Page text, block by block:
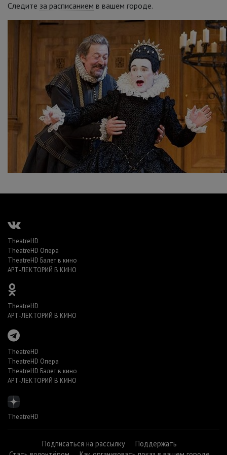
Следите за расписанием в вашем городе.
TheatreHD
TheatreHD Опера
TheatreHD Балет в кино
АРТ-ЛЕКТОРИЙ В КИНО
TheatreHD
АРТ-ЛЕКТОРИЙ В КИНО
TheatreHD
TheatreHD Опера
TheatreHD Балет в кино
АРТ-ЛЕКТОРИЙ В КИНО
TheatreHD
Подписаться на рассылку
Поддержать